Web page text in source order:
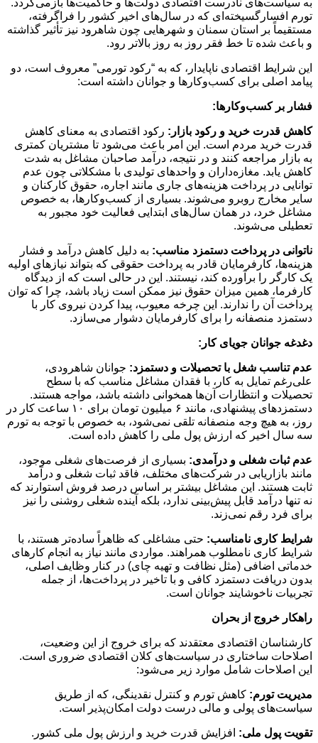
تورم افسارگسیخته‌ای که در سال‌های اخیر کشور را فراگرفته،
مستقیماً بر استان سمنان و شهرهایی چون شاهرود نیز تأثیر گذاشته
و باعث شده تا خط فقر روز به روز بالاتر رود.
این شرایط اقتصادی ناپایدار، که به “رکود تورمی” معروف است، دو
پیامد اصلی برای کسب‌وکارها و جوانان داشته است:
فشار بر کسب‌وکارها:
کاهش قدرت خرید و رکود بازار: رکود اقتصادی به معنای کاهش
قدرت خرید مردم است. این امر باعث می‌شود تا مشتریان کمتری
به بازار مراجعه کنند و در نتیجه، درآمد صاحبان مشاغل به شدت
کاهش یابد. مغازه‌داران و واحدهای تولیدی با مشکلاتی چون عدم
توانایی در پرداخت هزینه‌های جاری مانند اجاره، حقوق کارکنان و
سایر مخارج روبرو می‌شوند. بسیاری از کسب‌وکارها، به خصوص
مشاغل خرد، در همان سال‌های ابتدایی فعالیت خود مجبور به
تعطیلی می‌شوند.
ناتوانی در پرداخت دستمزد مناسب: به دلیل کاهش درآمد و فشار
هزینه‌ها، کارفرمایان قادر به پرداخت حقوقی که بتواند نیازهای اولیه
یک کارگر را برآورده کند، نیستند. این در حالی است که از دیدگاه
کارفرما، همین میزان حقوق نیز ممکن است زیاد باشد، چرا که توان
پرداخت آن را ندارند. این چرخه معیوب، پیدا کردن نیروی کار با
دستمزد منصفانه را برای کارفرمایان دشوار می‌سازد.
دغدغه جوانان جویای کار :
عدم تناسب شغل با تحصیلات و دستمزد: جوانان شاهرودی،
علی‌رغم تمایل به کار، با فقدان مشاغل مناسب که با سطح
تحصیلات و انتظارات آن‌ها همخوانی داشته باشد، مواجه هستند.
دستمزدهای پیشنهادی، مانند ۶ میلیون تومان برای ۱۰ ساعت کار در
روز، به هیچ وجه منصفانه تلقی نمی‌شود، به خصوص با توجه به تورم
سه سال اخیر که ارزش پول ملی را کاهش داده است.
عدم ثبات شغلی و درآمدی: بسیاری از فرصت‌های شغلی موجود،
مانند بازاریابی در شرکت‌های مختلف، فاقد ثبات شغلی و درآمد
ثابت هستند. این مشاغل بیشتر بر اساس درصد فروش استوارند که
نه تنها درآمد قابل پیش‌بینی ندارد، بلکه آینده شغلی روشنی را نیز
برای فرد رقم نمی‌زند.
شرایط کاری نامناسب: حتی مشاغلی که ظاهراً ساده‌تر هستند، با
شرایط کاری نامطلوب همراهند. مواردی مانند نیاز به انجام کارهای
خدماتی اضافی (مثل نظافت و تهیه چای) در کنار وظایف اصلی،
بدون دریافت دستمزد کافی و با تاخیر در پرداخت‌ها، از جمله
تجربیات ناخوشایند جوانان است.
راهکار خروج از بحران
کارشناسان اقتصادی معتقدند که برای خروج از این وضعیت،
اصلاحات ساختاری در سیاست‌های کلان اقتصادی ضروری است.
این اصلاحات شامل موارد زیر می‌شود:
مدیریت تورم: کاهش تورم و کنترل نقدینگی، که از طریق
سیاست‌های پولی و مالی درست دولت امکان‌پذیر است.
تقویت پول ملی: افزایش قدرت خرید و ارزش پول ملی کشور.